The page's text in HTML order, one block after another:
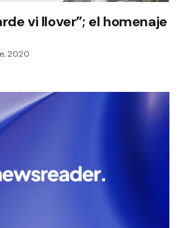
vi llover”; el homenaje
2020